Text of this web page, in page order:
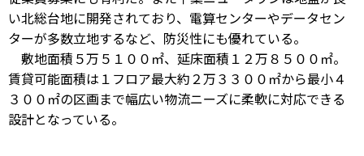
い北総台地に開発されており、電算センターやデータセン
ターが多数立地するなど、防災性にも優れている。
敷地面積５万５１００㎡、延床面積１２万８５００㎡。
賃貸可能面積は１フロア最大約２万３３００㎡から最小４
３００㎡の区画まで幅広い物流ニーズに柔軟に対応できる
設計となっている。